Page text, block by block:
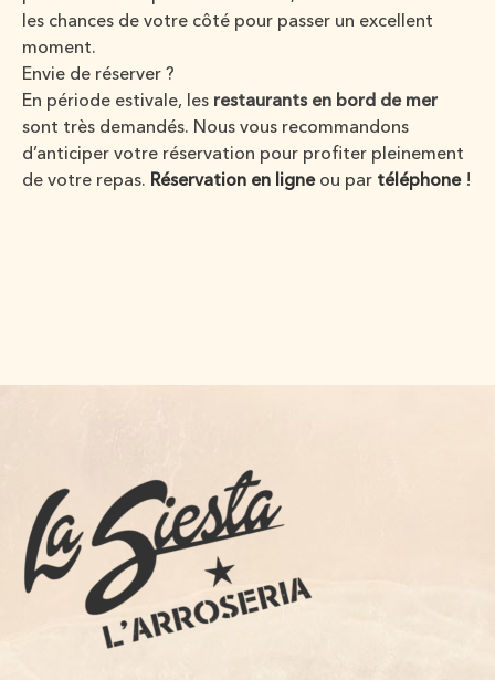
les chances de votre côté pour passer un excellent
moment.
Envie de réserver ?
En période estivale, les restaurants en bord de mer
sont très demandés. Nous vous recommandons
d’anticiper votre réservation pour profiter pleinement
de votre repas. Réservation en ligneou par téléphone!